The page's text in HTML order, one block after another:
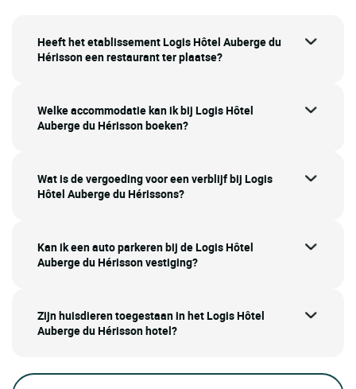
Heeft het etablissement Logis Hôtel Auberge du
Hérisson een restaurant ter plaatse?
Welke accommodatie kan ik bij Logis Hôtel
Auberge du Hérisson boeken?
Wat is de vergoeding voor een verblijf bij Logis
Hôtel Auberge du Hérissons?
Kan ik een auto parkeren bij de Logis Hôtel
Auberge du Hérisson vestiging?
Zijn huisdieren toegestaan in het Logis Hôtel
Auberge du Hérisson hotel?